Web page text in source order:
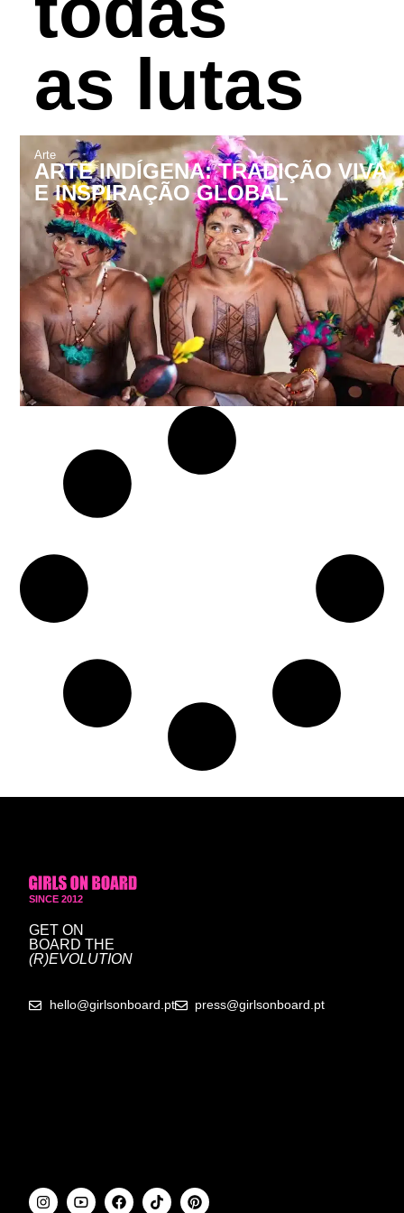
as lutas
Arte
ARTE INDÍGENA: TRADIÇÃO VIVA
E INSPIRAÇÃO GLOBAL
SINCE 2012
GET ON
BOARD THE
(R)EVOLUTION
hello@girlsonboard.pt press@girlsonboard.pt